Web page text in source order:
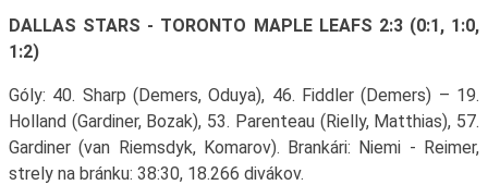
DALLAS STARS - TORONTO MAPLE LEAFS 2:3 (0:1, 1:0,
1:2)
Góly: 40. Sharp (Demers, Oduya), 46. Fiddler (Demers) – 19.
Holland (Gardiner, Bozak), 53. Parenteau (Rielly, Matthias), 57.
Gardiner (van Riemsdyk, Komarov). Brankári: Niemi - Reimer,
strely na bránku: 38:30, 18.266 divákov.